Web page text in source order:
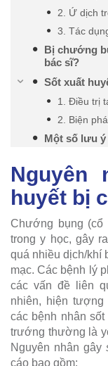
2. Ứ dịch
3. Tác
Bị chướng
bác sĩ?
Sốt xuất
1. Điều trị
2. Biện
Một số lưu
Nguyên
huyết bị
Chướng bụng (cổ
trong y học, gây
quá nhiều dịch/khí
mạc. Các bệnh lý
các vấn đề liên
nhiên, hiện
các bệnh nhân
trướng thường là
Nguyên nhân gây
cáo bao gồm: